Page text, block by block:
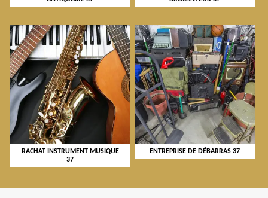
RACHAT INSTRUMENT MUSIQUE
37
ENTREPRISE DE DÉBARRAS 37